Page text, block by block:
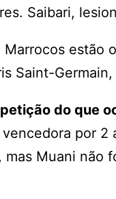
Saibari,
estão
Saint-
do que
por
Muani não